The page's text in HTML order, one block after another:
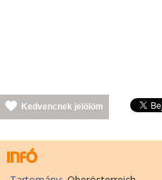
Kedvencnek jelölöm